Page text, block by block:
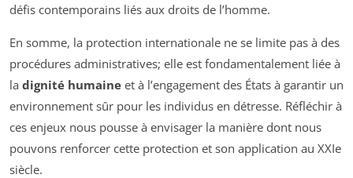
défis contemporains liés aux droits de l’homme.
En somme, la protection internationale ne se limite pas à des
procédures administratives; elle est fondamentalement liée à
la dignité humaine et à l’engagement des États à garantir un
environnement sûr pour les individus en détresse. Réfléchir à
ces enjeux nous pousse à envisager la manière dont nous
pouvons renforcer cette protection et son application au XXIe
siècle.